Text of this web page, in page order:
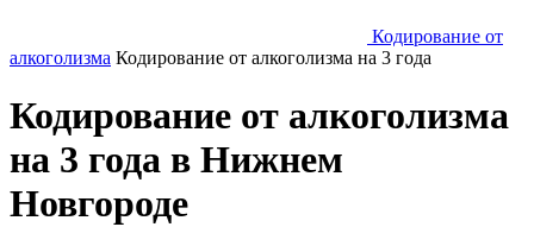
Кодирование от
алкоголизма Кодирование от алкоголизма на 3 года
Кодирование от алкоголизма
на 3 года в Нижнем
Новгороде